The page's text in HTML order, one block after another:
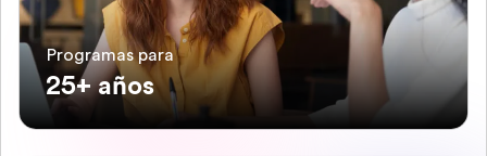
Programas para
25+ años